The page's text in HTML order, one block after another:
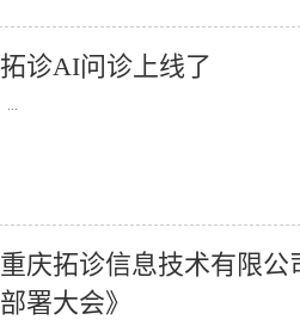
拓诊AI问诊上线了
...
重庆拓诊信息技术有限公
部署大会》